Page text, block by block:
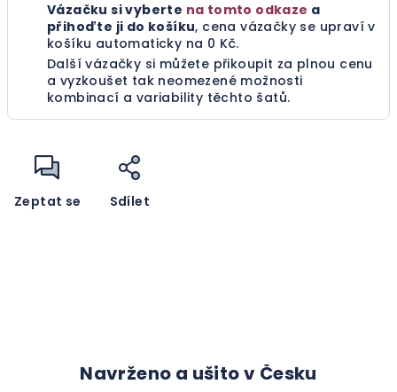
Vázačku si vyberte na tomto odkaze a
přihoďte ji do košíku, cena vázačky se upraví v
košíku automaticky na 0 Kč.
Další vázačky si můžete přikoupit za plnou cenu
a vyzkoušet tak neomezené možnosti
kombinací a variability těchto šatů.
Zeptat se Sdílet
Navrženo a ušito v Česku